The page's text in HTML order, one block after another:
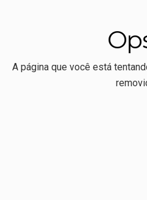
A página que você está